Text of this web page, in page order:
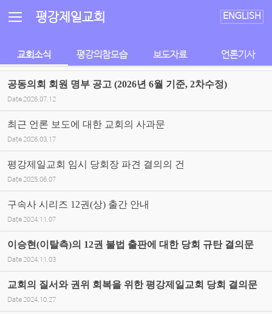
평강제일교회 ENGLISH
교회소식 평강의참모습 보도자료 언론기사
공동의회 회원 명부 공고 (2026년 6월 기준, 2차수정)
Date 2026.07.12
최근 언론 보도에 대한 교회의 사과문
Date 2026.03.17
평강제일교회 임시 당회장 파견 결의의 건
Date 2025.06.07
구속사 시리즈 12권(상) 출간 안내
Date 2024.11.07
이승현(이탈측)의 12권 불법 출판에 대한 당회 규탄 결의문
Date 2024.11.03
교회의 질서와 권위 회복을 위한 평강제일교회 당회 결의문
Date 2024.10.27